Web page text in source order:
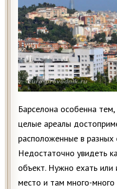
Барселона особенна
целые ареалы
расположенные в разных
Недостаточно увидеть
объект. Нужно ехать
место и там много-много